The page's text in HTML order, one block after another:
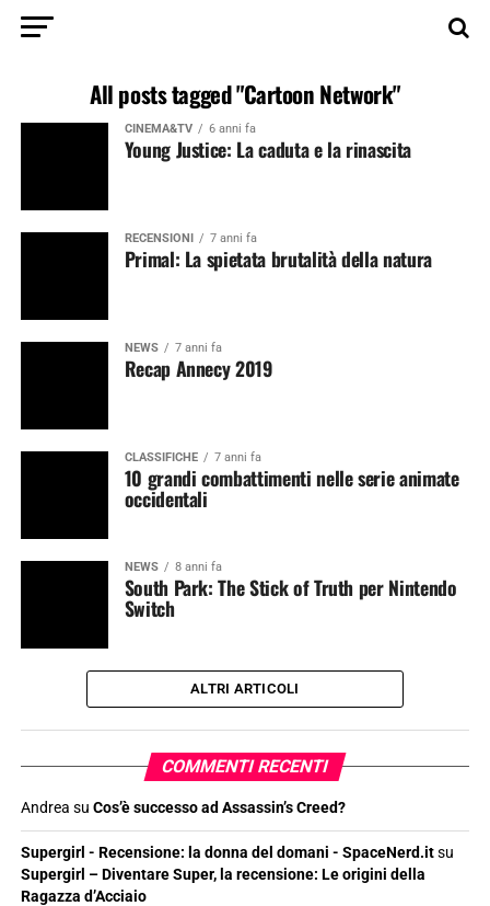
All posts tagged "Cartoon Network"
CINEMA&TV 6 anni fa
Young Justice: La caduta e la rinascita
RECENSIONI 7 anni fa
Primal: La spietata brutalità della natura
NEWS 7 anni fa
Recap Annecy 2019
CLASSIFICHE 7 anni fa
10 grandi combattimenti nelle serie animate
occidentali
NEWS 8 anni fa
South Park: The Stick of Truth per Nintendo
Switch
ALTRI ARTICOLI
COMMENTI RECENTI
Andrea su Cos’è successo ad Assassin’s Creed?
Supergirl - Recensione: la donna del domani - SpaceNerd.itsu
Supergirl – Diventare Super, la recensione: Le origini della
Ragazza d’Acciaio